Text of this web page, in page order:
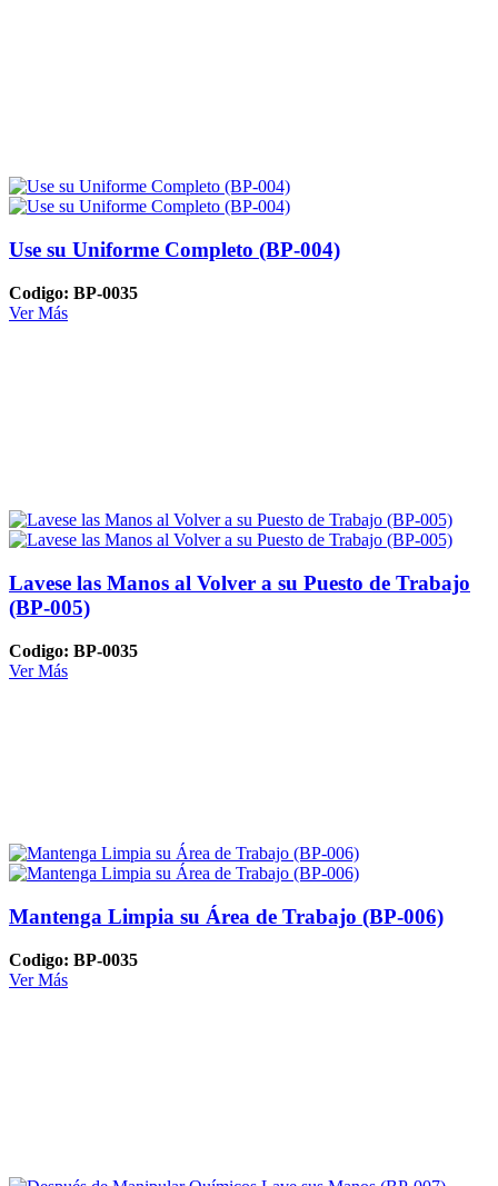
Use su Uniforme Completo (BP-004)
Codigo: BP-0035
Ver Más
Lavese las Manos al Volver a su Puesto de Trabajo
(BP-005)
Codigo: BP-0035
Ver Más
Mantenga Limpia su Área de Trabajo (BP-006)
Codigo: BP-0035
Ver Más